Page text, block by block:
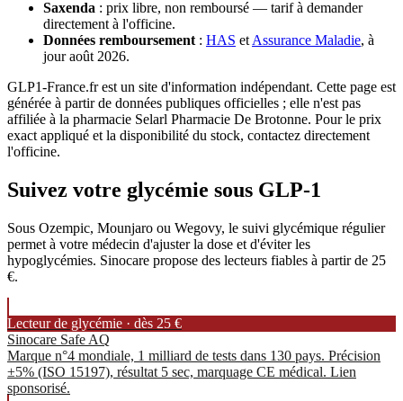
Saxenda : prix libre, non remboursé — tarif à demander
directement à l'officine.
Données remboursement : HAS et Assurance Maladie, à
jour août 2026.
GLP1-France.fr est un site d'information indépendant. Cette page est
générée à partir de données publiques officielles ; elle n'est pas
affiliée à la pharmacie Selarl Pharmacie De Brotonne. Pour le prix
exact appliqué et la disponibilité du stock, contactez directement
l'officine.
Suivez votre glycémie sous GLP-1
Sous Ozempic, Mounjaro ou Wegovy, le suivi glycémique régulier
permet à votre médecin d'ajuster la dose et d'éviter les
hypoglycémies. Sinocare propose des lecteurs fiables à partir de 25
€.
Lecteur de glycémie · dès 25 €
Sinocare Safe AQ
Marque n°4 mondiale, 1 milliard de tests dans 130 pays. Précision
±5% (ISO 15197), résultat 5 sec, marquage CE médical. Lien
sponsorisé.